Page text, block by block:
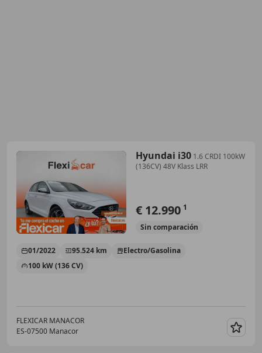
Hyundai i30 1.6 CRDI 100kW
(136CV) 48V Klass LRR
€ 12.990 1
Sin comparación
01/2022 95.524 km
Electro/Gasolina
100 kW (136 CV)
FLEXICAR MANACOR
ES-07500 Manacor